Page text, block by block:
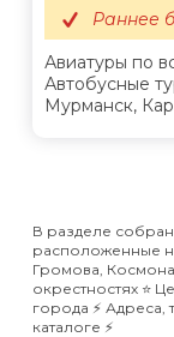
Авиатуры по
Автобусные
Мурманск,
Раннее
В разделе
расположенные
Громова,
окрестностях ⭐️
города ⚡️
каталоге ⚡️